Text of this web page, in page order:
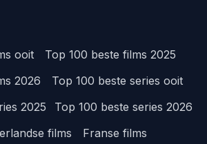
ooit
Top 100 beste films 2025
2026
Top 100 beste series ooit
2025
Top 100 beste series 2026
films
Franse films